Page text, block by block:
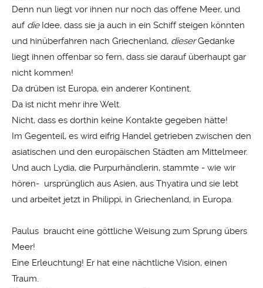
Denn nun liegt vor ihnen nur noch das offene Meer, und
auf dieIdee, dass sie ja auch in ein Schiff steigen könnten
und hinüberfahren nach Griechenland, dieserGedanke
liegt ihnen offenbar so fern, dass sie darauf überhaupt gar
nicht kommen!
Da drüben ist Europa, ein anderer Kontinent.
Da ist nicht mehr ihre Welt.
Nicht, dass es dorthin keine Kontakte gegeben hätte!
Im Gegenteil, es wird eifrig Handel getrieben zwischen den
asiatischen und den europäischen Städten am Mittelmeer.
Und auch Lydia, die Purpurhändlerin, stammte - wie wir
hören- ursprünglich aus Asien, aus Thyatira und sie lebt
und arbeitet jetzt in Philippi, in Griechenland, in Europa.
Paulus braucht eine göttliche Weisung zum Sprung übers
Meer!
Eine Erleuchtung! Er hat eine nächtliche Vision, einen
Traum.